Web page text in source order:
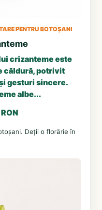
PENTRU BOTOȘANI
crizanteme este
căldură, potrivit
gesturi sincere.
albe...
Deții o florărie în